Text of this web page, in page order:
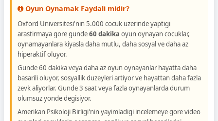
Oyun Oynamak Faydali midir?
Oxford Universitesi'nin 5.000 cocuk uzerinde yaptigi
arastirmaya gore gunde60 dakika oyun oynayan cocuklar,
oynamayanlara kiyasla daha mutlu, daha sosyal ve daha az
hiperaktif oluyor.
Gunde 60 dakika veya daha az oyun oynayanlar hayatta daha
basarili oluyor, sosyallik duzeyleri artiyor ve hayattan daha fazla
zevk aliyorlar. Gunde 3 saat veya fazla oynayanlarda durum
olumsuz yonde degisiyor.
Amerikan Psikoloji Birligi'nin yayimladigi incelemeye gore video